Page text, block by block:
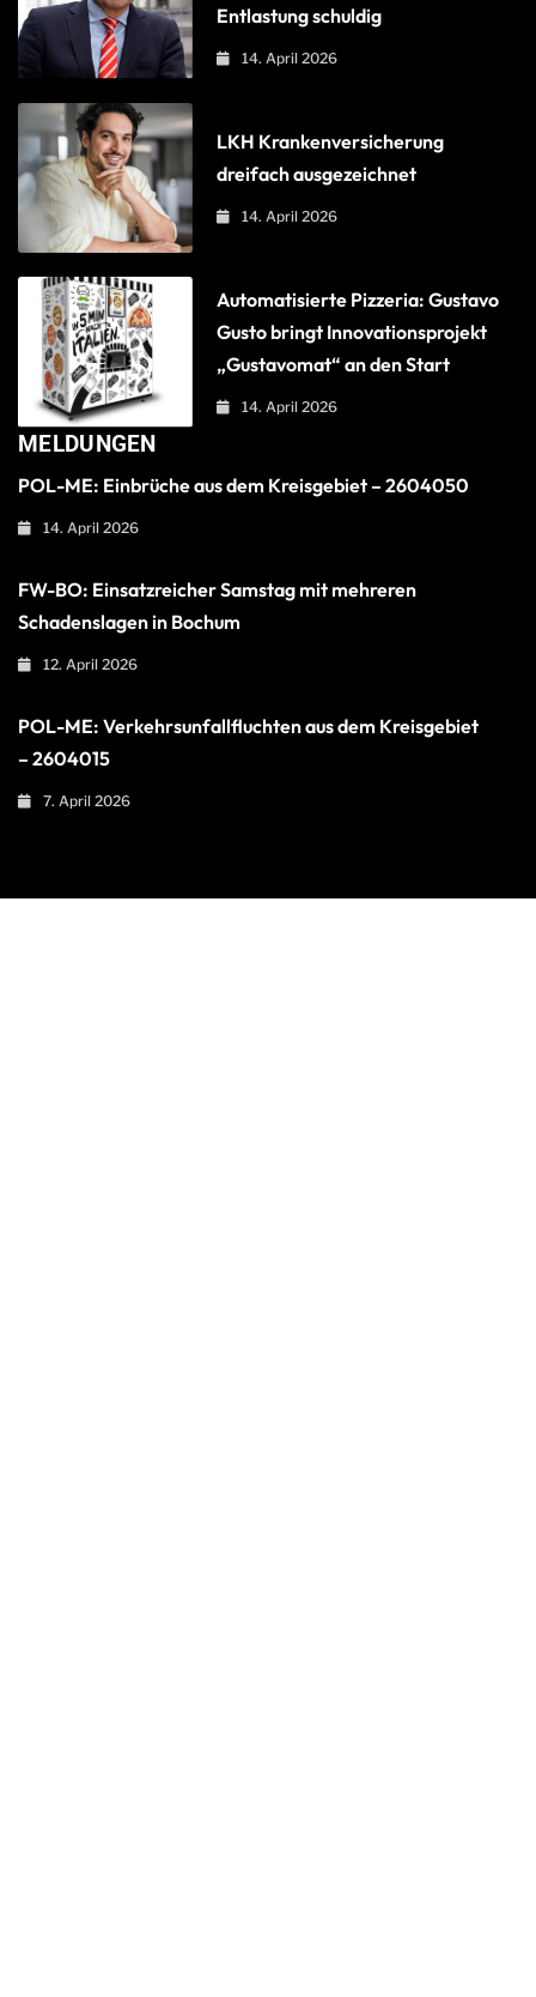
Entlastung schuldig
14. April 2026
LKH Krankenversicherung
dreifach ausgezeichnet
14. April 2026
Automatisierte Pizzeria: Gustavo
Gusto bringt Innovationsprojekt
„Gustavomat“ an den Start
14. April 2026
MELDUNGEN
POL-ME: Einbrüche aus dem Kreisgebiet – 2604050
14. April 2026
FW-BO: Einsatzreicher Samstag mit mehreren
Schadenslagen in Bochum
12. April 2026
POL-ME: Verkehrsunfallfluchten aus dem Kreisgebiet
– 2604015
7. April 2026